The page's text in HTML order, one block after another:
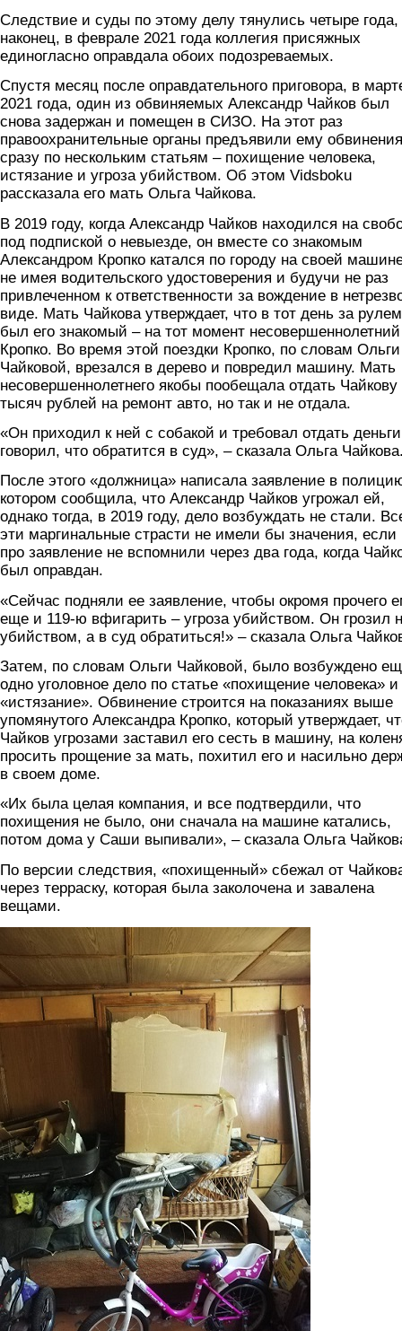
Следствие и суды по этому делу тянулись четыре года,
наконец, в феврале 2021 года коллегия присяжных
единогласно оправдала обоих подозреваемых.
Спустя месяц после оправдательного приговора, в
2021 года, один из обвиняемых Александр Чайков был
снова задержан и помещен в СИЗО. На этот раз
правоохранительные органы предъявили ему обвинения
сразу по нескольким статьям – похищение человека,
истязание и угроза убийством. Об этом Vidsboku
рассказала его мать Ольга Чайкова.
В 2019 году, когда Александр Чайков находился на
под подпиской о невыезде, он вместе со знакомым
Александром Кропко катался по городу на своей
не имея водительского удостоверения и будучи не раз
привлеченном к ответственности за вождение в
виде. Мать Чайкова утверждает, что в тот день за рулем
был его знакомый – на тот момент несовершеннолетний
Кропко. Во время этой поездки Кропко, по словам Ольги
Чайковой, врезался в дерево и повредил машину. Мать
несовершеннолетнего якобы пообещала отдать Чайкову
тысяч рублей на ремонт авто, но так и не отдала.
«Он приходил к ней с собакой и требовал отдать
говорил, что обратится в суд», – сказала Ольга
После этого «должница» написала заявление в
котором сообщила, что Александр Чайков угрожал ей,
однако тогда, в 2019 году, дело возбуждать не стали.
эти маргинальные страсти не имели бы значения,
про заявление не вспомнили через два года, когда
был оправдан.
«Сейчас подняли ее заявление, чтобы окромя прочего
еще и 119-ю вфигарить – угроза убийством. Он грозил
убийством, а в суд обратиться!» – сказала Ольга
Затем, по словам Ольги Чайковой, было возбуждено
одно уголовное дело по статье «похищение человека» и
«истязание». Обвинение строится на показаниях выше
упомянутого Александра Кропко, который утверждает,
Чайков угрозами заставил его сесть в машину, на
просить прощение за мать, похитил его и насильно
в своем доме.
«Их была целая компания, и все подтвердили, что
похищения не было, они сначала на машине катались,
потом дома у Саши выпивали», – сказала Ольга
По версии следствия, «похищенный» сбежал от
через терраску, которая была заколочена и завалена
вещами.
ter.jpg